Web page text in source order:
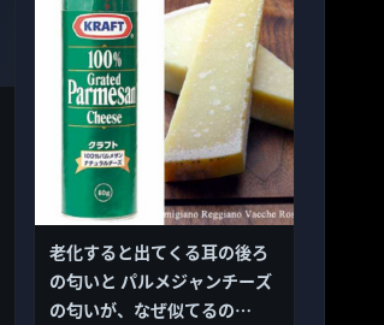
老化すると出てくる耳の後ろ
の匂いと パルメジャンチーズ
の匂いが、なぜ似てるの